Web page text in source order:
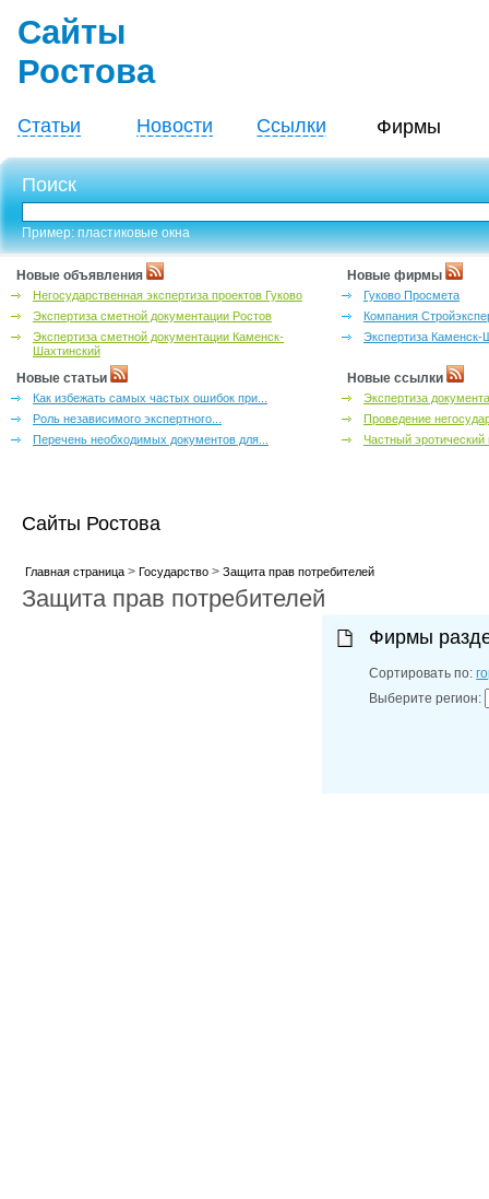
Сайты
Ростова
Статьи Новости Ссылки Фирмы
Поиск
Пример: пластиковые окна
Новые объявления
Негосударственная экспертиза проектов Гуково
Экспертиза сметной документации Ростов
Экспертиза сметной документации Каменск-
Шахтинский
Новые фирмы
Гуково Просмета
Компания
Экспертиза Каменск-
Новые статьи
Как избежать самых частых ошибок при...
Роль независимого экспертного...
Перечень необходимых документов для...
Новые ссылки
Экспертиза
Проведение
Частный
Сайты Ростова
Главная страница> Государство> Защита прав потребителей
Защита прав потребителей
Фирмы
Сортировать по:
Выберите регион: